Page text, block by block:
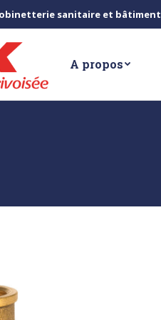
sanitaire et bâtiment
A propos